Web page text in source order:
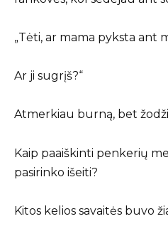
„Tėti, ar mama pyksta ant
Ar ji sugrįš?“
Atmerkiau burną, bet
Kaip paaiškinti penkerių
pasirinko išeiti?
Kitos kelios savaitės buvo